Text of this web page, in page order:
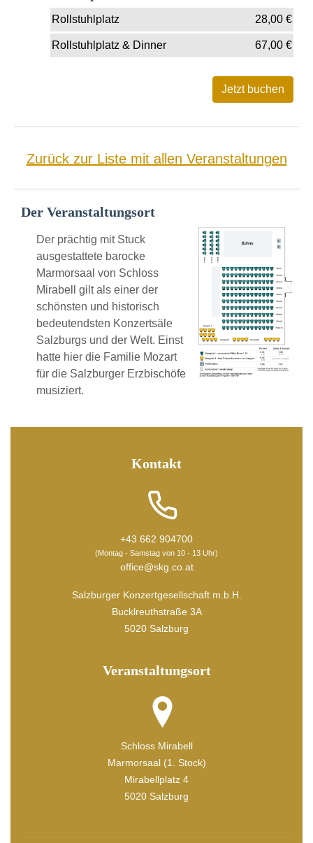
Rollstuhlplatz 28,00€
Rollstuhlplatz & Dinner 67,00€
Zurück zur Liste mit allen Veranstaltungen
Der Veranstaltungsort
Der prächtig mit Stuck
ausgestattete barocke
Marmorsaal von Schloss
Mirabell gilt als einer der
schönsten und historisch
bedeutendsten Konzertsäle
Salzburgs und der Welt. Einst
hatte hier die Familie Mozart
für die Salzburger Erzbischöfe
musiziert.
Kontakt
+43 662 904700
(Montag - Samstag von 10 - 13 Uhr)
office@skg.co.at
Salzburger Konzertgesellschaft m.b.H.
Bucklreuthstraße 3A
5020 Salzburg
Veranstaltungsort
Schloss Mirabell
Marmorsaal (1. Stock)
Mirabellplatz 4
5020 Salzburg